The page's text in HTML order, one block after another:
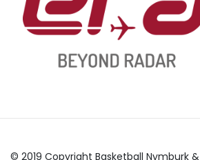
© 2019 Copyright Basketball Nymburk &